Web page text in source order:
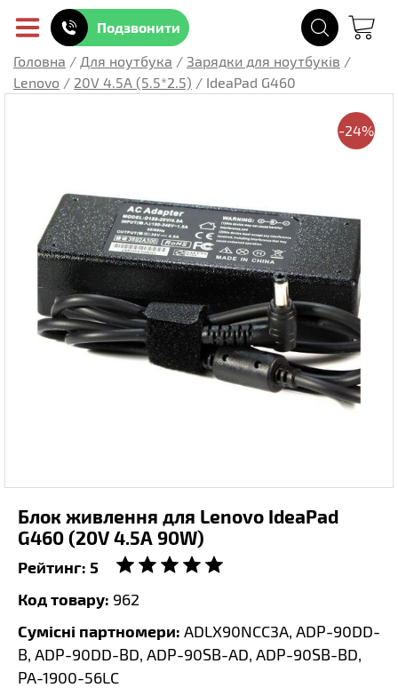
Подзвонити
Головна / Для ноутбука / Зарядки для ноутбуків /
Lenovo / 20V 4.5A (5.5*2.5) / IdeaPad G460
-24%
Блок живлення для Lenovo IdeaPad
G460 (20V 4.5A 90W)
Рейтинг: 5
Код товару: 962
Сумісні партномери: ADLX90NCC3A, ADP-90DD-
B, ADP-90DD-BD, ADP-90SB-AD, ADP-90SB-BD,
PA-1900-56LC